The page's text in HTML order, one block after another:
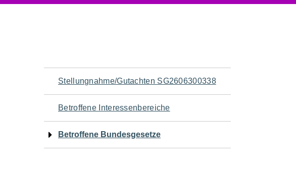
Navigation
für
den
Seiteninhalt
Stellungnahme/Gutachten SG2606300338
Betroffene Interessenbereiche
Betroffene Bundesgesetze